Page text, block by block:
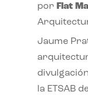
por Flat
Jaume
la ETSAB